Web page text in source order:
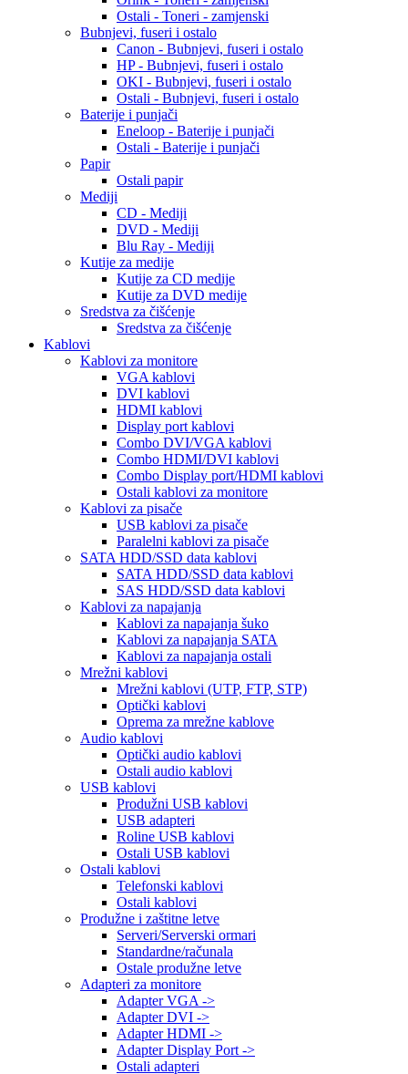
Ostali - Toneri - zamjenski
Bubnjevi, fuseri i ostalo
Canon - Bubnjevi, fuseri i ostalo
HP - Bubnjevi, fuseri i ostalo
OKI - Bubnjevi, fuseri i ostalo
Ostali - Bubnjevi, fuseri i ostalo
Baterije i punjači
Eneloop - Baterije i punjači
Ostali - Baterije i punjači
Papir
Ostali papir
Mediji
CD - Mediji
DVD - Mediji
Blu Ray - Mediji
Kutije za medije
Kutije za CD medije
Kutije za DVD medije
Sredstva za čišćenje
Sredstva za čišćenje
Kablovi
Kablovi za monitore
VGA kablovi
DVI kablovi
HDMI kablovi
Display port kablovi
Combo DVI/VGA kablovi
Combo HDMI/DVI kablovi
Combo Display port/HDMI kablovi
Ostali kablovi za monitore
Kablovi za pisače
USB kablovi za pisače
Paralelni kablovi za pisače
SATA HDD/SSD data kablovi
SATA HDD/SSD data kablovi
SAS HDD/SSD data kablovi
Kablovi za napajanja
Kablovi za napajanja šuko
Kablovi za napajanja SATA
Kablovi za napajanja ostali
Mrežni kablovi
Mrežni kablovi (UTP, FTP, STP)
Optički kablovi
Oprema za mrežne kablove
Audio kablovi
Optički audio kablovi
Ostali audio kablovi
USB kablovi
Produžni USB kablovi
USB adapteri
Roline USB kablovi
Ostali USB kablovi
Ostali kablovi
Telefonski kablovi
Ostali kablovi
Produžne i zaštitne letve
Serveri/Serverski ormari
Standardne/računala
Ostale produžne letve
Adapteri za monitore
Adapter VGA ->
Adapter DVI ->
Adapter HDMI ->
Adapter Display Port ->
Ostali adapteri